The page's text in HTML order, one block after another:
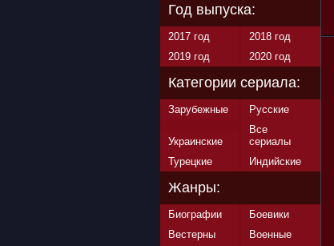
Год выпуска:
2017 год
2018 год
2019 год
2020 год
Категории сериала:
Зарубежные Русские
Украинские
Все
сериалы
Турецкие
Индийские
Жанры:
Биографии
Боевики
Вестерны
Военные